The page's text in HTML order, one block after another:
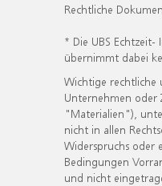
Rechtliche
* Die UBS
übernimmt dabei
Wichtige rechtliche
Unternehmen oder
"Materialien"),
nicht in allen
Widerspruchs oder
Bedingungen
und nicht